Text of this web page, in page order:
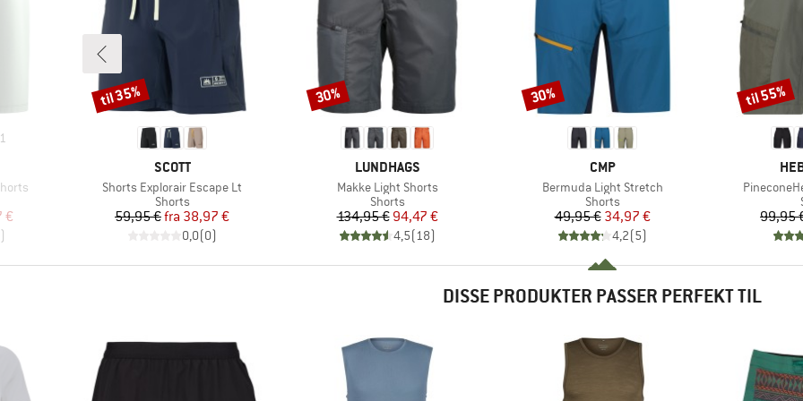
1
€
)
MÆRKE
SCOTT
Artikel
Shorts Explorair Escape Lt
Produktgruppe
Shorts
Pris
59,95 € Nedsat pris
fra 38,97 €
0,0(0)
Rabat
til 35%
MÆRKE
LUNDHAGS
Artikel
Makke Light Shorts
Produktgruppe
Shorts
Pris
134,95 €Nedsat pris
94,47 €
4,5(18)
Rabat
30%
MÆRKE
CMP
Artikel
Bermuda Light Stretch
Produktgruppe
Shorts
Pris
49,95 €Nedsat pris
34,97 €
4,2(5)
Rabat
30%
Artikel
99,95
Rabat
til 55%
DISSE PRODUKTER PASSER PERFEKT TIL